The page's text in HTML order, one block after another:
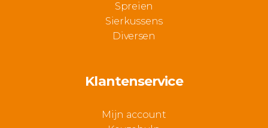
Spreien
Sierkussens
Diversen
Klantenservice
Mijn account